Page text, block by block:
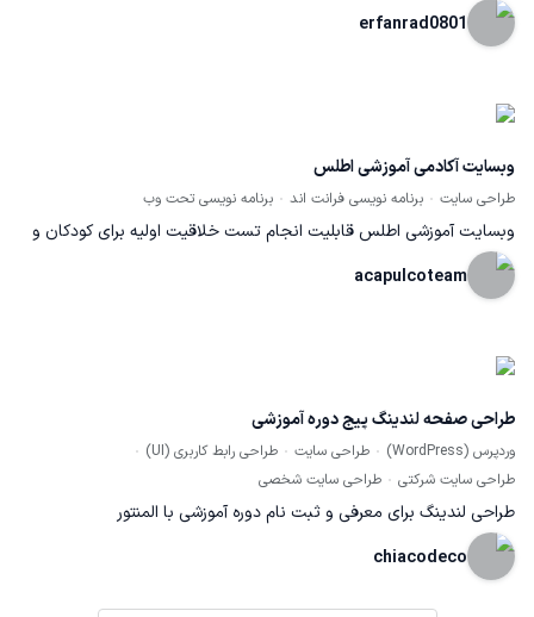
erfanrad0801
وبسایت آکادمی آموزشی اطلس
طراحی سایت برنامه نویسی فرانت اند برنامه نویسی تحت وب
وبسایت آموزشی اطلس قابلیت انجام تست خلاقیت اولیه برای کودکان و
نوجوانان ثبت فعالیت ها و معرفی آکادمی پینار اطلس آدرس سایت:
acapulcoteam
طراحی صفحه لندینگ پیج دوره آموزشی
وردپرس (WordPress) طراحی سایت
طراحی رابط کاربری (UI)
طراحی سایت شرکتی
طراحی سایت شخصی
طراحی لندینگ برای معرفی و ثبت نام دوره آموزشی با المنتور
chiacodeco